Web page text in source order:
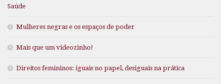
Saúde
Mulheres negras e os espaços de poder
Mais que um videozinho!
Direitos femininos: iguais no papel, desiguais na prática